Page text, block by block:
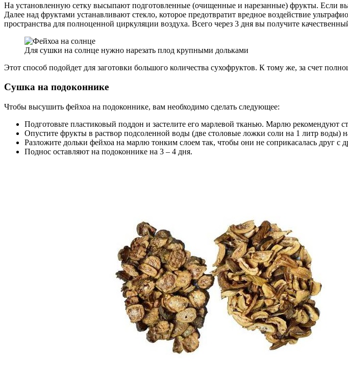
На установленную сетку высыпают подготовленные (очищенные и нарезанные) фрукты. Если
Далее над фруктами устанавливают стекло, которое предотвратит вредное воздействие
пространства для полноценной циркуляции воздуха. Всего через 3 дня вы получите
Для сушки на солнце нужно нарезать плод крупными дольками
Этот способ подойдет для заготовки большого количества сухофруктов. К тому же, за счет
Сушка на подоконнике
Чтобы высушить фейхоа на подоконнике, вам необходимо сделать следующее:
Подготовьте пластиковый поддон и застелите его марлевой тканью. Марлю рекомендуют
Опустите фрукты в раствор подсоленной воды (две столовые ложки соли на 1 литр воды)
Разложите дольки фейхоа на марлю тонким слоем так, чтобы они не соприкасалась друг с
Поднос оставляют на подоконнике на 3 – 4 дня.